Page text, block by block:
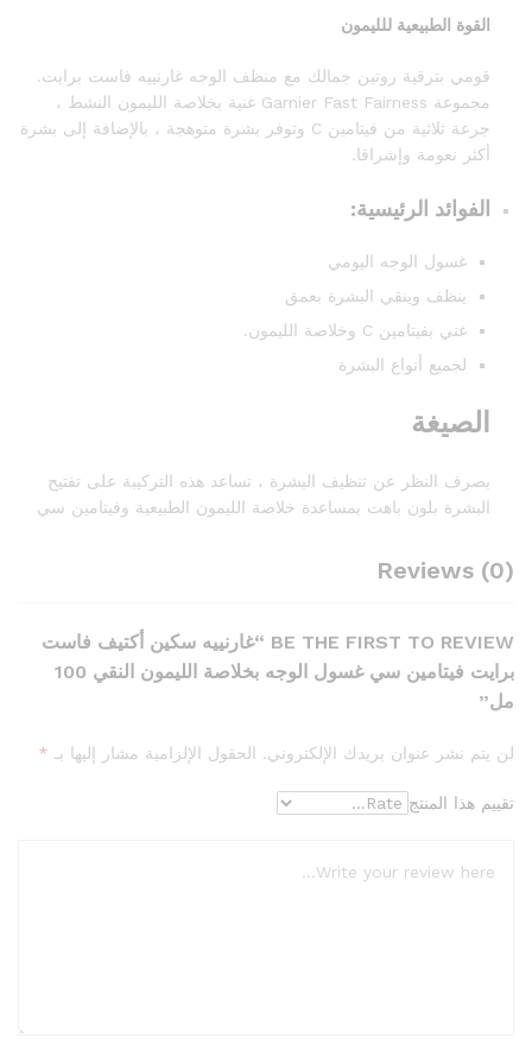
القوة الطبيعية للليمون
قومي بترقية روتين جمالك مع منظف الوجه غارنييه فاست برايت.
مجموعة Garnier Fast Fairness غنية بخلاصة الليمون النشط ،
جرعة ثلاثية من فيتامين C وتوفر بشرة متوهجة ، بالإضافة إلى بشرة
أكثر نعومة وإشراقا.
الفوائد الرئيسية:
غسول الوجه اليومي
ينظف وينقي البشرة بعمق
غني بفيتامين C وخلاصة الليمون.
لجميع أنواع البشرة
الصيغة
بصرف النظر عن تنظيف البشرة ، تساعد هذه التركيبة على تفتيح
البشرة بلون باهت بمساعدة خلاصة الليمون الطبيعية وفيتامين سي
Reviews (0)
BE THE FIRST TO REVIEW “غارنييه سكين أكتيف فاست
برايت فيتامين سي غسول الوجه بخلاصة الليمون النقي 100
مل”
لن يتم نشر عنوان بريدك الإلكتروني. الحقول الإلزامية مشار إليها بـ *
تقييم هذا المنتج